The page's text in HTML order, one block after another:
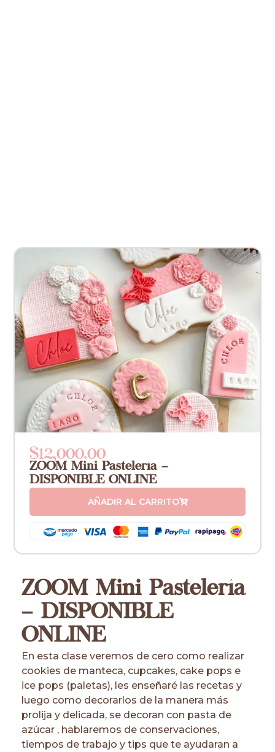
ZOOM Mini Pastelería
– DISPONIBLE
ONLINE
En esta clase veremos de cero como realizar
cookies de manteca, cupcakes, cake pops e
ice pops (paletas), les enseñaré las recetas y
luego como decorarlos de la manera más
prolija y delicada, se decoran con pasta de
azúcar , hablaremos de conservaciones,
tiempos de trabajo y tips que te ayudaran a
$12,000.00
ZOOM Mini Pastelería –
DISPONIBLE ONLINE
AÑADIR AL CARRITO